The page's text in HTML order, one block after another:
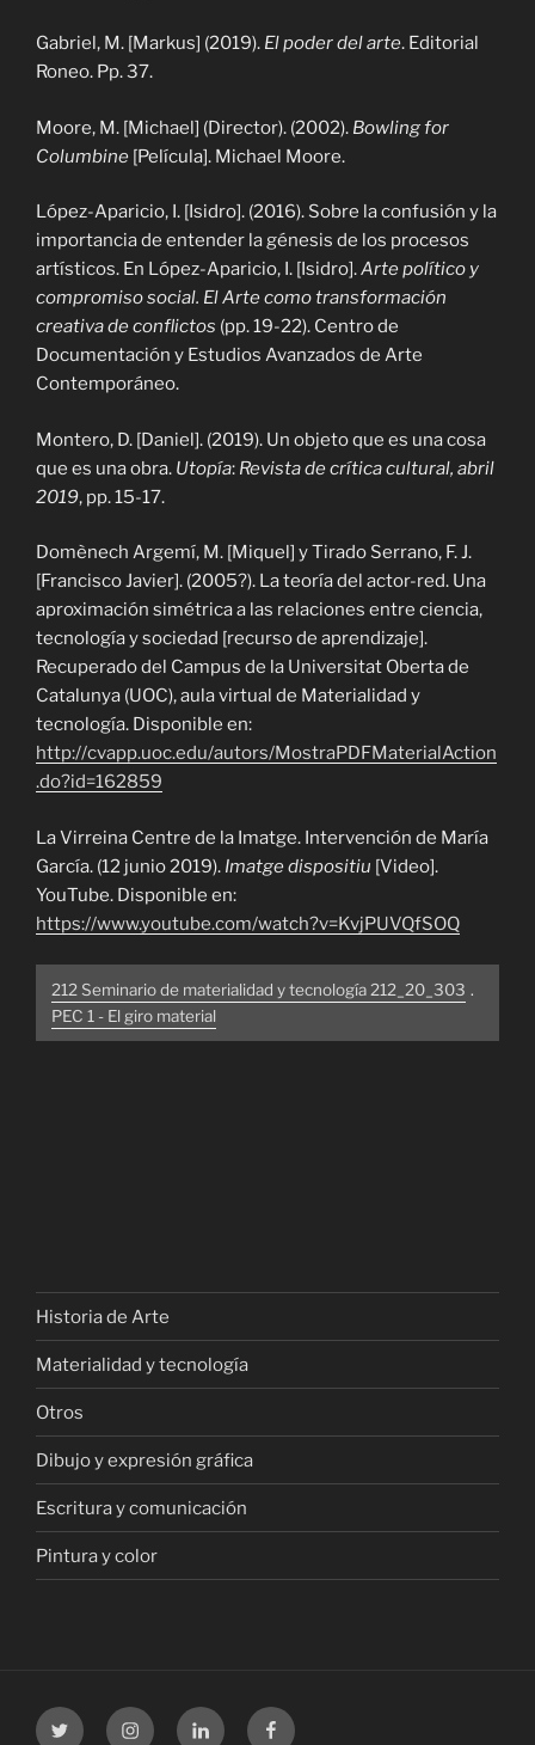
Gabriel, M. [Markus] (2019). El poder del arte. Editorial
Roneo. Pp. 37.
Moore, M. [Michael] (Director). (2002). Bowling for
Columbine [Película]. Michael Moore.
López-Aparicio, I. [Isidro]. (2016). Sobre la confusión y la
importancia de entender la génesis de los procesos
artísticos. En López-Aparicio, I. [Isidro].Arte político y
compromiso social. El Arte como transformación
creativa de conflictos (pp. 19-22). Centro de
Documentación y Estudios Avanzados de Arte
Contemporáneo.
Montero, D. [Daniel]. (2019). Un objeto que es una cosa
que es una obra. Utopía: Revista de crítica cultural, abril
2019, pp. 15-17.
Domènech Argemí, M. [Miquel] y Tirado Serrano, F. J.
[Francisco Javier]. (2005?). La teoría del actor-red. Una
aproximación simétrica a las relaciones entre ciencia,
tecnología y sociedad [recurso de aprendizaje].
Recuperadodel Campus de la Universitat Oberta de
Catalunya (UOC), aula virtual de Materialidad y
tecnología. Disponible en:
http://cvapp.uoc.edu/autors/MostraPDFMaterialAction
.do?id=162859
La Virreina Centre de la Imatge. Intervención de María
García. (12 junio 2019). Imatge dispositiu [Video].
YouTube. Disponible en:
https://www.youtube.com/watch?v=KvjPUVQfSOQ
212 Seminario de materialidad y tecnología 212_20_303 .
PEC 1 - El giro material
Historia de Arte
Materialidad y tecnología
Otros
Dibujo y expresión gráfica
Escritura y comunicación
Pintura y color
Twitter InstagramLinkedIn Facebook